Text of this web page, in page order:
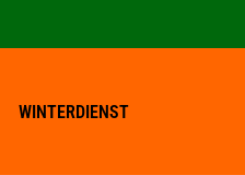
WINTERDIENST